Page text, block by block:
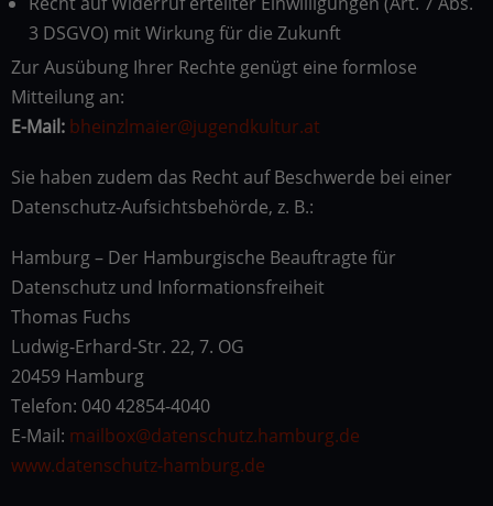
3 DSGVO) mit Wirkung für die Zukunft
Zur Ausübung Ihrer Rechte genügt eine formlose
Mitteilung an:
E-Mail: bheinzlmaier@jugendkultur.at
Sie haben zudem das Recht auf Beschwerde bei einer
Datenschutz-Aufsichtsbehörde, z. B.:
Hamburg – Der Hamburgische Beauftragte für
Datenschutz und Informationsfreiheit
Thomas Fuchs
Ludwig-Erhard-Str. 22, 7. OG
20459 Hamburg
Telefon: 040 42854-4040
E-Mail: mailbox@datenschutz.hamburg.de
www.datenschutz-hamburg.de